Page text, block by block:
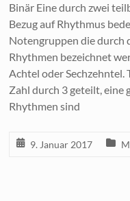
Binär Eine durch zwei
Bezug auf Rhythmus
Notengruppen die durch
Rhythmen bezeichnet
Achtel oder Sechzehntel.
Zahl durch 3 geteilt, eine
Rhythmen sind
9. Januar 2017